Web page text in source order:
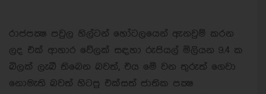
රාජපක්‍ෂ පවුල හිල්ටන් හෝටලයෙන් ඇනවුම් කරන
ලද එක් ආහාර වේලක් සඳහා රුපියල් මිලියන 9.4 ක
බිලක් ලැබී තිබෙන බවත්, එය මේ වන තුරුත් ගෙවා
නොමැති බවත් හිටපු එක්සත් ජාතික පක්‍ෂ